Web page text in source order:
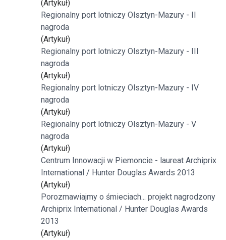
(Artykuł)
Regionalny port lotniczy Olsztyn-Mazury - II
nagroda
(Artykuł)
Regionalny port lotniczy Olsztyn-Mazury - III
nagroda
(Artykuł)
Regionalny port lotniczy Olsztyn-Mazury - IV
nagroda
(Artykuł)
Regionalny port lotniczy Olsztyn-Mazury - V
nagroda
(Artykuł)
Centrum Innowacji w Piemoncie - laureat Archiprix
International / Hunter Douglas Awards 2013
(Artykuł)
Porozmawiajmy o śmieciach... projekt nagrodzony
Archiprix International / Hunter Douglas Awards
2013
(Artykuł)